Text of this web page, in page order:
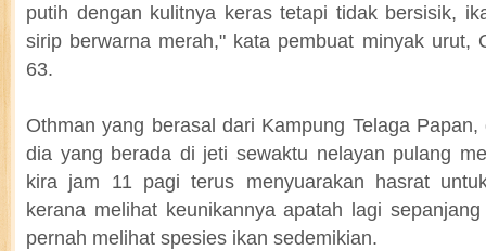
putih dengan kulitnya keras tetapi tidak bersisik,
sirip berwarna merah," kata pembuat minyak urut,
63.
Othman yang berasal dari Kampung Telaga
dia yang berada di jeti sewaktu nelayan pulang
kira jam 11 pagi terus menyuarakan hasrat
kerana melihat keunikannya apatah lagi
pernah melihat spesies ikan sedemikian.